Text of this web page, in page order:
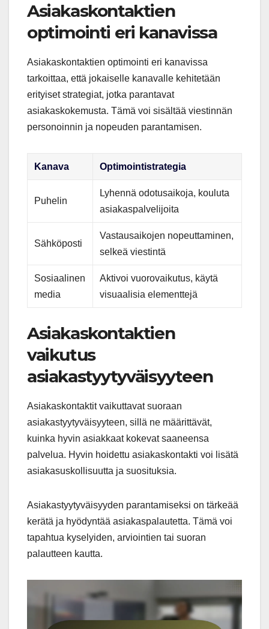
Asiakaskontaktien
optimointi eri kanavissa
Asiakaskontaktien optimointi eri kanavissa
tarkoittaa, että jokaiselle kanavalle kehitetään
erityiset strategiat, jotka parantavat
asiakaskokemusta. Tämä voi sisältää viestinnän
personoinnin ja nopeuden parantamisen.
Kanava Optimointistrategia
Puhelin
Lyhennä odotusaikoja, kouluta
asiakaspalvelijoita
Sähköposti
Vastausaikojen nopeuttaminen,
selkeä viestintä
Sosiaalinen
media
Aktivoi vuorovaikutus, käytä
visuaalisia elementtejä
Asiakaskontaktien
vaikutus
asiakastyytyväisyyteen
Asiakaskontaktit vaikuttavat suoraan
asiakastyytyväisyyteen, sillä ne määrittävät,
kuinka hyvin asiakkaat kokevat saaneensa
palvelua. Hyvin hoidettu asiakaskontakti voi lisätä
asiakasuskollisuutta ja suosituksia.
Asiakastyytyväisyyden parantamiseksi on tärkeää
kerätä ja hyödyntää asiakaspalautetta. Tämä voi
tapahtua kyselyiden, arviointien tai suoran
palautteen kautta.